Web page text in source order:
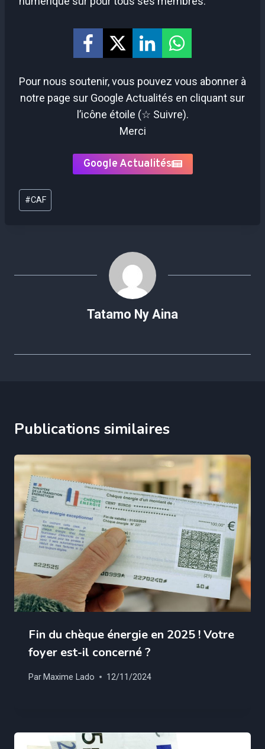
Pour nous soutenir, vous pouvez vous abonner à
notre page sur Google Actualités en cliquant sur
l’icône étoile (☆ Suivre).
Merci
Google Actualités
Étiquettes
de
#CAF
Tatamo Ny Aina
Publications similaires
Fin du chèque énergie en 2025 ! Votre
foyer est-il concerné ?
Par Maxime Lado 12/11/2024